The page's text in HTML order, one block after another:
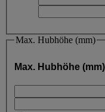
Max. Hubhöhe (mm)
Max. Hubhöhe (mm)